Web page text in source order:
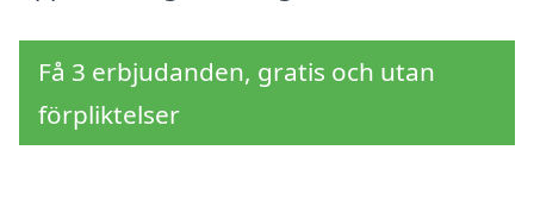
Få 3 erbjudanden, gratis och utan
förpliktelser